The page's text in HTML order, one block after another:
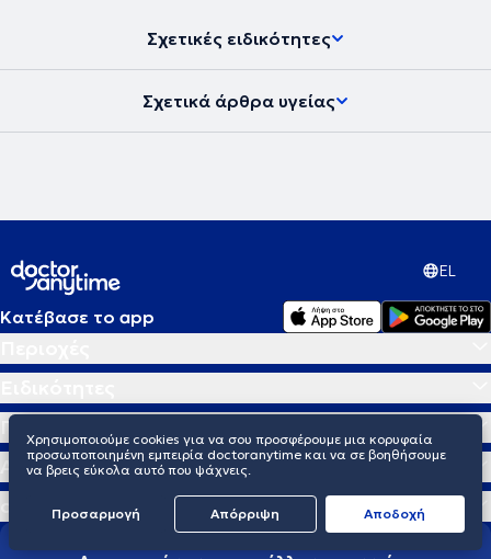
Σχετικές ειδικότητες
Σχετικά άρθρα υγείας
EL
Κατέβασε το app
Παθήσεις/Υπηρεσίες
Αναζητήσεις
doctoranytime
Χρησιμοποιούμε cookies για να σου προσφέρουμε μια κορυφαία
προσωποποιημένη εμπειρία doctoranytime και να σε βοηθήσουμε
να βρεις εύκολα αυτό που ψάχνεις.
Προσαρμογή Απόρριψη Aποδοχή